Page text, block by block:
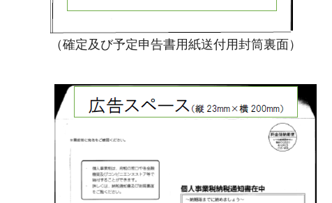
（確定及び予定申告書用紙送付用封筒裏面）